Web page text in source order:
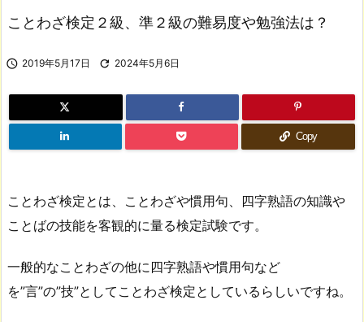
ことわざ検定２級、準２級の難易度や勉強法は？
 2019年5月17日  2024年5月6日
Copy
ことわざ検定とは、ことわざや慣用句、四字熟語の知識や
ことばの技能を客観的に量る検定試験です。
一般的なことわざの他に四字熟語や慣用句など
を”言”の”技”としてことわざ検定としているらしいですね。